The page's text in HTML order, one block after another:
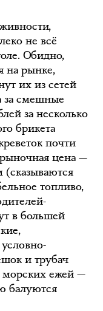
не всё
Обидно,
на рынке,
их из сетей
за смешные
за несколько
брикета
почти
цена —
(сказываются
топливо,
в большей
и трубач
морских ежей —
балуются